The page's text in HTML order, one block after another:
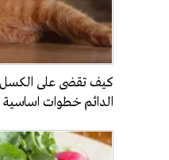
كيف تقضى على الكسل
الدائم خطوات